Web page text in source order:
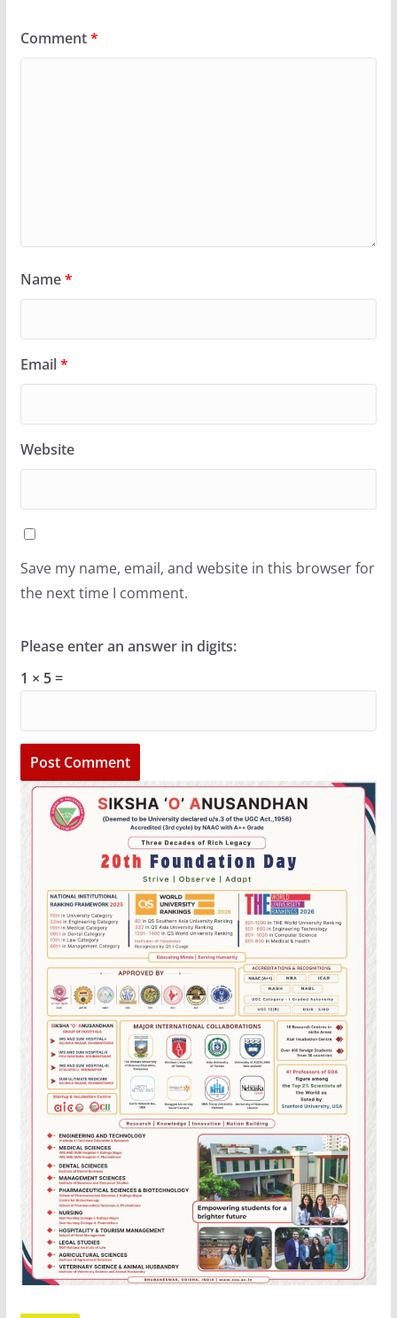
Comment*
Name*
Email*
Website
Save my name, email, and website in this browser for
the next time I comment.
Please enter an answer in digits:
1 × 5 =